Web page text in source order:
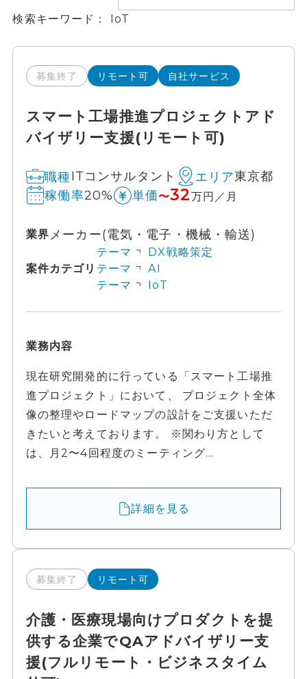
検索キーワード IoT
募集終了 リモート可 自社サービス
スマート工場推進プロジェクトアド
バイザリー支援(リモート可)
職種ITコンサルタント エリア東京都
稼働率20% 単価〜32万円／月
業界 メーカー(電気・電子・機械・輸送)
案件カテゴリ
テーマ
DX戦略策定
テーマ
AI
テーマ
IoT
業務内容
現在研究開発的に行っている「スマート工場推
進プロジェクト」において、 プロジェクト全体
像の整理やロードマップの設計をご支援いただ
きたいと考えております。 ※関わり方として
は、月2〜4回程度のミーティング...
詳細を見る
募集終了 リモート可
介護・医療現場向けプロダクトを提
供する企業でQAアドバイザリー支
援(フルリモート・ビジネスタイム